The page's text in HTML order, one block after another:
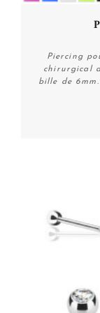
Piercing
chirurgical
bille de